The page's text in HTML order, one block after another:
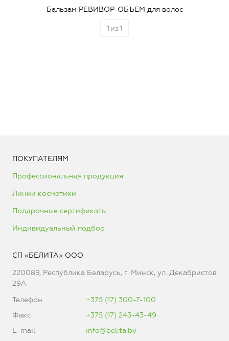
Бальзам РЕВИВОР-ОБЪЕМ для волос
1 из1
ПОКУПАТЕЛЯМ
Профессиональная продукция
Линии косметики
Подарочные сертификаты
Индивидуальный подбор
СП «БЕЛИТА» ООО
220089, Республика Беларусь, г. Минск, ул. Декабристов
29А
Телефон
+375 (17) 300-7-100
Факс
+375 (17) 243-43-49
E-mail
info@belita.by